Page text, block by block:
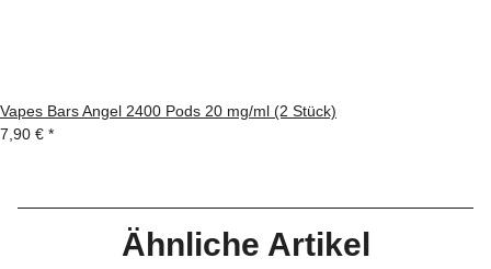
Vapes Bars Angel 2400 Pods 20 mg/ml (2 Stück)
7,90 € *
Ähnliche Artikel